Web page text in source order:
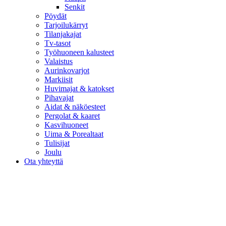
Senkit
Pöydät
Tarjoilukärryt
Tilanjakajat
Tv-tasot
Työhuoneen kalusteet
Valaistus
Aurinkovarjot
Markiisit
Huvimajat & katokset
Pihavajat
Aidat & näköesteet
Pergolat & kaaret
Kasvihuoneet
Uima & Porealtaat
Tulisijat
Joulu
Ota yhteyttä